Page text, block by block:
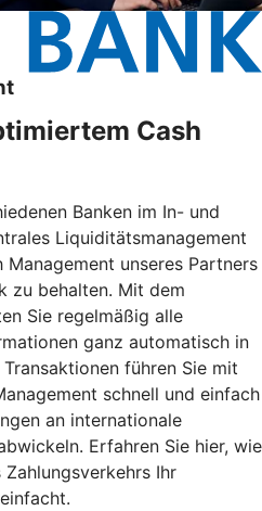
Cash
Banken im In- und
Liquiditätsmanagement
unseres Partners
zu behalten. Mit dem
Sie regelmäßig alle
ganz automatisch in
führen Sie mit
schnell und einfach
an internationale
Erfahren Sie hier, wie
Ihr